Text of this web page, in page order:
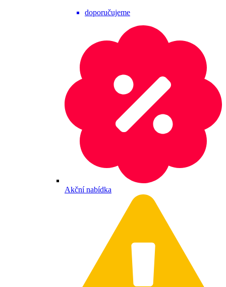
doporučujeme
Akční nabídka